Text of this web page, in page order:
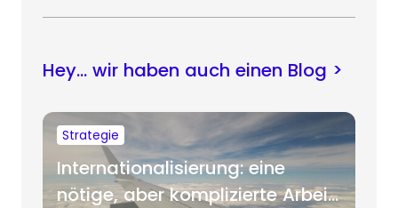
Hey… wir haben auch einen Blog >
Strategie
Internationalisierung: eine
nötige, aber komplizierte Arbeit